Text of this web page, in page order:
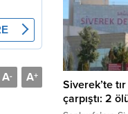
A+
A-
Müdürlüğü
göre; İl...
Siverek’te
çarpıştı: 2